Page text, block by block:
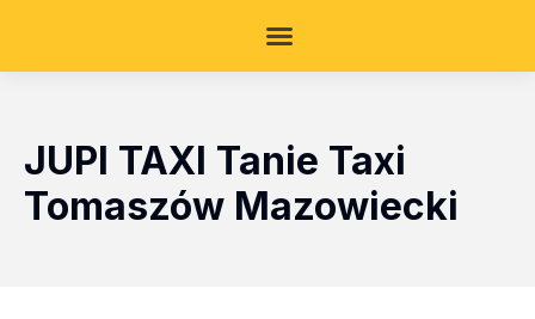
JUPI TAXI Tanie Taxi
Tomaszów Mazowiecki